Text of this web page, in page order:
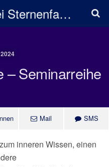
Willkommen bei Sternenfarben
– Seminarreihe
Mail SMS
inneren Wissen, einen